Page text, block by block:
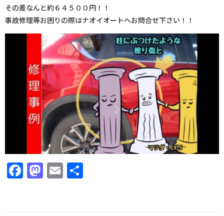
その差なんと約６４５００円！！
事故修理等お困りの際はナオイオートへお問合せ下さい！！
Facebook
Mastodon
Email